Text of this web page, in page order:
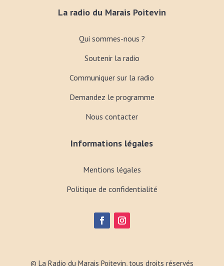
La radio du Marais Poitevin
Qui sommes-nous ?
Soutenir la radio
Communiquer sur la radio
Demandez le programme
Nous contacter
Informations légales
Mentions légales
Politique de confidentialité
© La Radio du Marais Poitevin, tous droits réservés